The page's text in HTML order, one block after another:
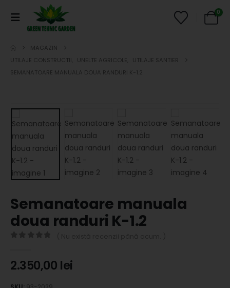
0
MAGAZIN
UTILAJE CONSTRUCTII
UNELTE AGRICOLE
UTILAJE SANTIER
SEMANATOARE MANUALA DOUA RANDURI K-1.2
Semanatoare manuala
doua randuri K-1.2
2.350,00 lei